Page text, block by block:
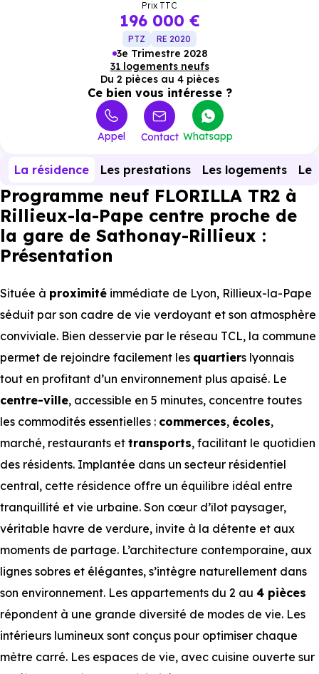
Prix TTC
196 000 €
PTZ RE 2020
3e Trimestre 2028
31 logements neufs
Du 2 pièces au 4 pièces
Ce bien vous intéresse ?
Appel Contact Whatsapp
La résidence Les prestations Les logements Le
Programme neuf FLORILLA TR2 à
Rillieux-la-Pape centre proche de
la gare de Sathonay-Rillieux :
Présentation
Située à proximité immédiate de Lyon, Rillieux-la-Pape
séduit par son cadre de vie verdoyant et son atmosphère
conviviale. Bien desservie par le réseau TCL, la commune
permet de rejoindre facilement les quartiers lyonnais
tout en profitant d’un environnement plus apaisé. Le
centre-ville, accessible en 5 minutes, concentre toutes
les commodités essentielles : commerces, écoles,
marché, restaurants et transports, facilitant le quotidien
des résidents. Implantée dans un secteur résidentiel
central, cette résidence offre un équilibre idéal entre
tranquillité et vie urbaine. Son cœur d’îlot paysager,
véritable havre de verdure, invite à la détente et aux
moments de partage. L’architecture contemporaine, aux
lignes sobres et élégantes, s’intègre naturellement dans
son environnement. Les appartements du 2 au 4 pièces
répondent à une grande diversité de modes de vie. Les
intérieurs lumineux sont conçus pour optimiser chaque
mètre carré. Les espaces de vie, avec cuisine ouverte sur